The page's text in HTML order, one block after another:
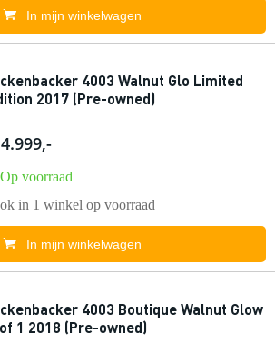
In mijn winkelwagen
4003 Walnut Glo Limited
2017 (Pre-owned)
Op voorraad
in 1 winkel op voorraad
In mijn winkelwagen
4003 Boutique Walnut Glow
1 2018 (Pre-owned)